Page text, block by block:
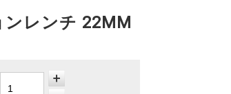
ンレンチ 22MM